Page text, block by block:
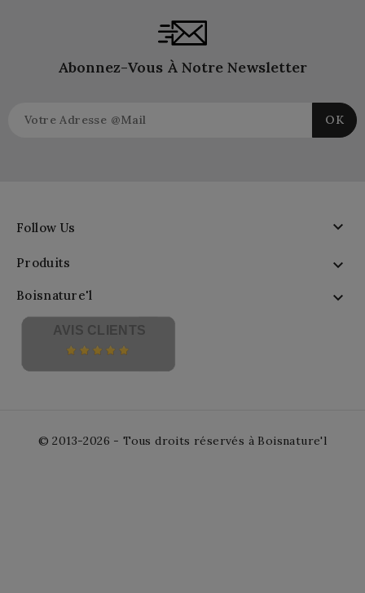
Abonnez-Vous À Notre Newsletter
Follow Us 
Produits 
Boisnature'l 
AVIS CLIENTS
© 2013-2026 - Tous droits réservés à Boisnature'l